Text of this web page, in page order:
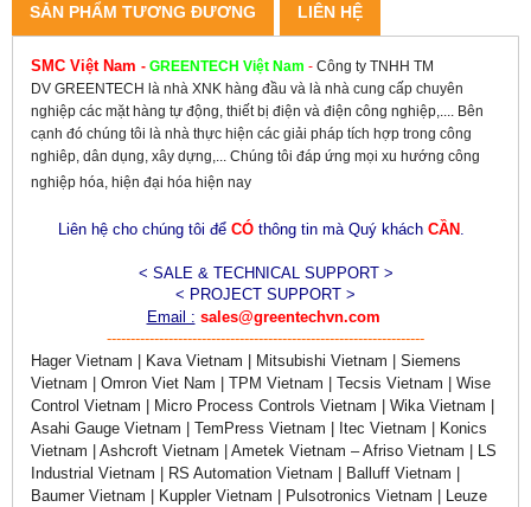
SẢN PHẨM TƯƠNG ĐƯƠNG LIÊN HỆ
SMC Việt Nam - GREENTECH Việt Nam - Công ty TNHH TM
DV GREENTECH là nhà XNK hàng đầu và là nhà cung cấp chuyên
nghiệp các mặt hàng tự động, thiết bị điện và điện công nghiệp,.... Bên
cạnh đó chúng tôi là nhà thực hiện các giải pháp tích hợp trong công
nghiêp, dân dụng, xây dựng,... Chúng tôi đáp ứng mọi xu hướng công
nghiệp hóa, hiện đại hóa hiện nay
Liên hệ cho chúng tôi để CÓthông tin mà Quý khách CẦN
< SALE & TECHNICAL SUPPORT >
< PROJECT SUPPORT >
Email : sales@greentechvn.com
-------------------------------------------------------------------
Hager Vietnam | Kava Vietnam | Mitsubishi Vietnam | Siemens
Vietnam | Omron Viet Nam | TPM Vietnam | Tecsis Vietnam | Wise
Control Vietnam | Micro Process Controls Vietnam | Wika Vietnam |
Asahi Gauge Vietnam | TemPress Vietnam | Itec Vietnam | Konics
Vietnam | Ashcroft Vietnam | Ametek Vietnam – Afriso Vietnam | LS
Industrial Vietnam | RS Automation Vietnam | Balluff Vietnam |
Baumer Vietnam | Kuppler Vietnam | Pulsotronics Vietnam | Leuze